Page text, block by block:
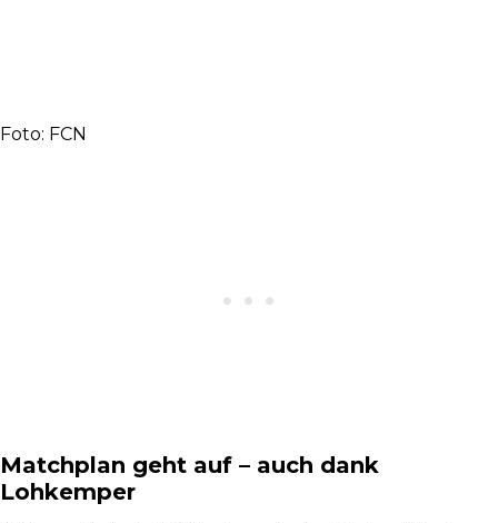
Foto: FCN
Matchplan geht auf – auch dank
Lohkemper